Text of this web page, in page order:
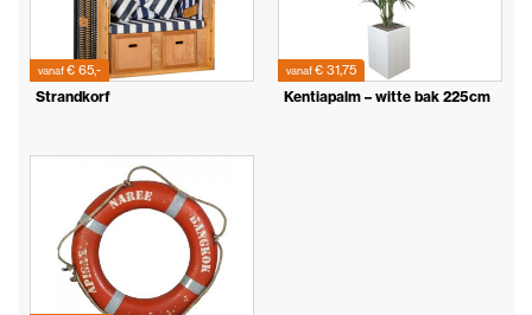
vanaf€ 65,-
Strandkorf
vanaf€ 31,75
Kentiapalm – witte bak 225cm